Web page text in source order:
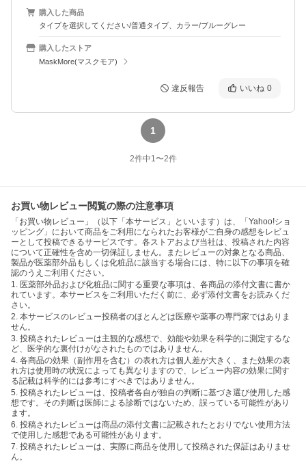
購入した商品
タイプを選択してください/普通タイプ、カラー/ブルーグレー
購入したストア
MaskMore(マスクモア)
違反報告 いいね 0
1
2件中1〜2件
お買い物レビュー閲覧の際の注意事項
「お買い物レビュー」（以下「本サービス」といいます）は、「Yahoo!ショ
ッピング」において商品をご利用になられたお客様がご自身の感想をレビュ
ーとして投稿できるサービスです。各ストアおよび当社は、投稿された内容
について正確性を含め一切保証しません。またレビューの対象となる商品、
製品が医薬部外品もしくは化粧品に該当する場合には、特に以下の事項を確
認のうえご利用ください。
1. 医薬部外品および化粧品に関する重要な事項は、各商品の添付文書に書か
れています。本サービスをご利用いただく前に、必ず添付文書をお読みくだ
さい。
2. 本サービスのレビュー投稿者のほとんどは医療や薬事の専門家ではありま
せん。
3. 投稿されたレビューは主観的な感想で、効能や効果を科学的に測定するな
ど、医学的な裏付けがなされたものではありません。
4. 各商品の効果（副作用を含む）の表れ方は個人差が大きく、また効果の表
れ方は使用時の状況によっても異なりますので、レビュー内容の効果に関す
る記載は科学的には参考にすべきではありません。
5. 投稿されたレビューは、投稿者各自が独自の判断に基づき選び使用した感
想です。その判断は医師による診断ではないため、誤っている可能性があり
ます。
6. 投稿されたレビューは商品の添付文書に記載されたとおりでない使用方法
で使用した感想である可能性があります。
7. 投稿されたレビューは、実際に商品を使用して投稿された保証はありませ
ん。